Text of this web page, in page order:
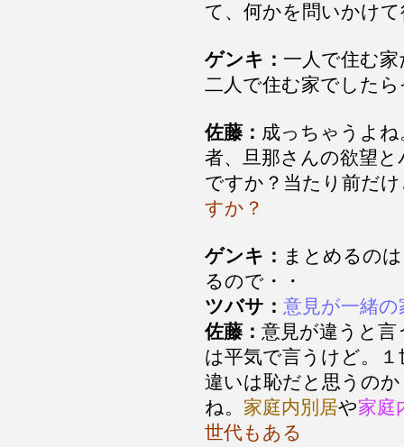
て、何かを問いかけ
ゲンキ： 一人で住む
二人で住む家でした
佐藤： 成っちゃうよ
者、旦那さんの欲望
ですか？当たり前だ
すか？
ゲンキ： まとめるの
るので・・
ツバサ： 意見が一緒
佐藤： 意見が違うと言
は平気で言うけど。
違いは恥だと思うの
ね。 家庭内別居や家庭
世代もある